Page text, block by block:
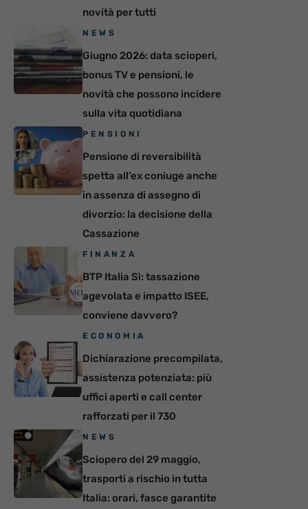
novità per tutti
NEWS
Giugno 2026: data scioperi,
bonus TV e pensioni, le
novità che possono incidere
sulla vita quotidiana
PENSIONI
Pensione di reversibilità
spetta all’ex coniuge anche
in assenza di assegno di
divorzio: la decisione della
Cassazione
FINANZA
BTP Italia Sì: tassazione
agevolata e impatto ISEE,
conviene davvero?
ECONOMIA
Dichiarazione precompilata,
assistenza potenziata: più
uffici aperti e call center
rafforzati per il 730
NEWS
Sciopero del 29 maggio,
trasporti a rischio in tutta
Italia: orari, fasce garantite